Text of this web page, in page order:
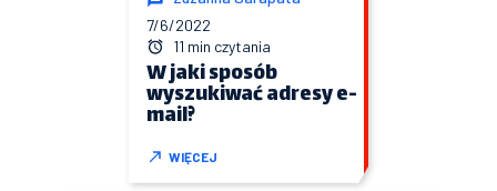
7/6/2022
11 min czytania
W jaki sposób
wyszukiwać adresy e-
mail?
WIĘCEJ